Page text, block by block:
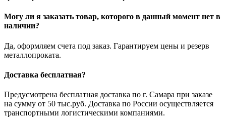
Могу ли я заказать товар, которого в данный момент нет в
наличии?
Да, оформляем счета под заказ. Гарантируем цены и резерв
металлопроката.
Доставка бесплатная?
Предусмотрена бесплатная доставка по г. Самара при заказе
на сумму от 50 тыс.руб. Доставка по России осуществляется
транспортными логистическими компаниями.